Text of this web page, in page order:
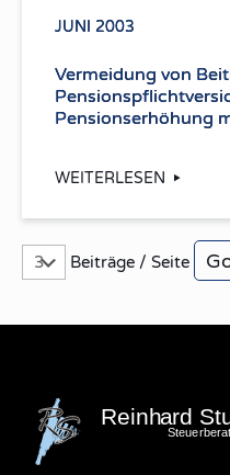
JUNI 2003
Vermeidung von
Pensionserhöhung
WEITERLESEN
Beiträge / Seite